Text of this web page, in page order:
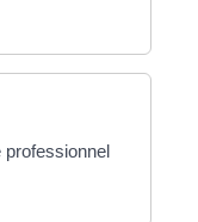
professionnel